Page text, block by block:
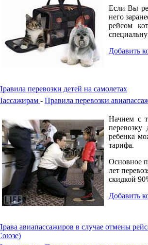
Если Вы
него
рейсом
Добавить
перевозки детей на самолетах
- Правила перевозки
Начнем с
ребенка
тарифа.
Основное
лет
скидкой
Добавить
авиапассажиров в случае отмены